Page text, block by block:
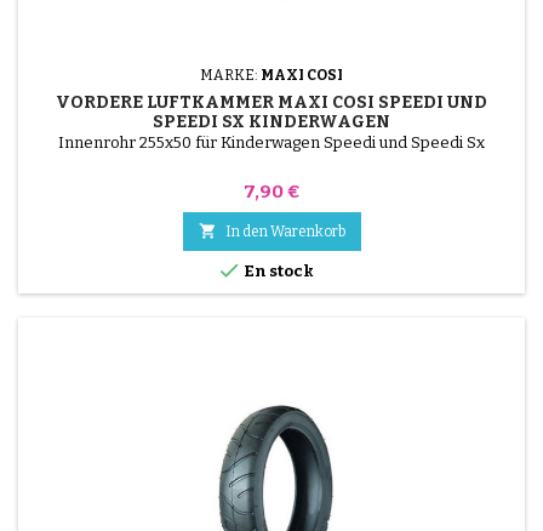
MARKE: MAXI COSI
VORDERE LUFTKAMMER MAXI COSI SPEEDI UND
SPEEDI SX KINDERWAGEN
Innenrohr 255x50 für Kinderwagen Speedi und Speedi Sx
Preis
7,90 €
 In den Warenkorb
 En stock